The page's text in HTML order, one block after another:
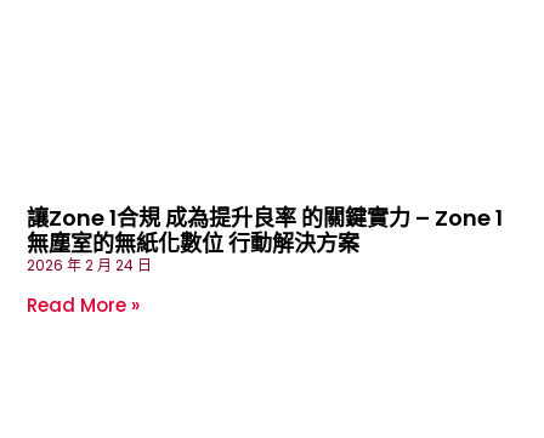
讓Zone 1合規 成為提升良率 的關鍵實力 – Zone 1
無塵室的無紙化數位 行動解決方案
2026 年 2 月 24 日
Read More »